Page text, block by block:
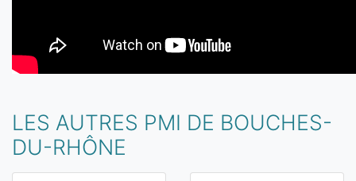
LES AUTRES PMI DE BOUCHES-
DU-RHÔNE